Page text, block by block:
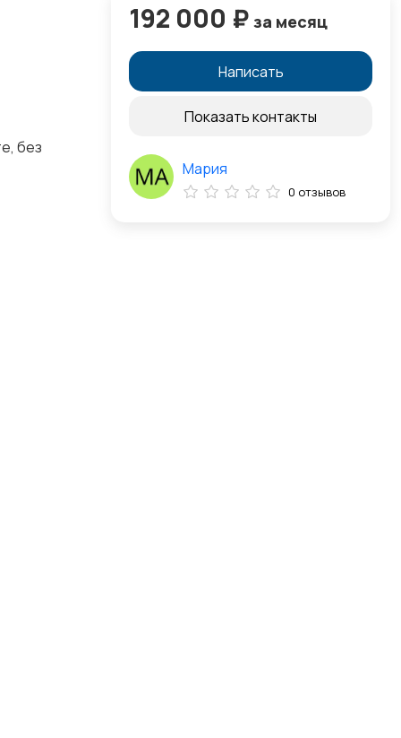
без
192 000 ₽ за месяц
Написать
Показать контакты
Мария
0 отзывов